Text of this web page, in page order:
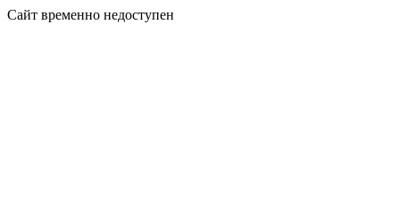
Сайт временно недоступен